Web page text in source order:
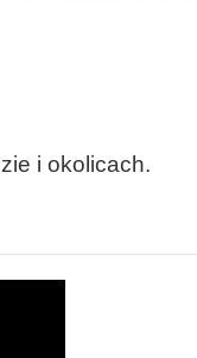
i okolicach.